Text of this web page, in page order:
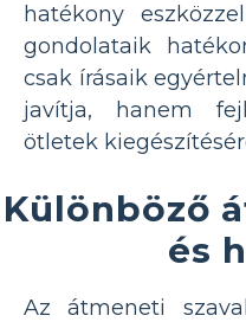
hatékony
gondolataik
csak írásaik
javítja, hanem
ötletek
Különböző
és
Az átmeneti